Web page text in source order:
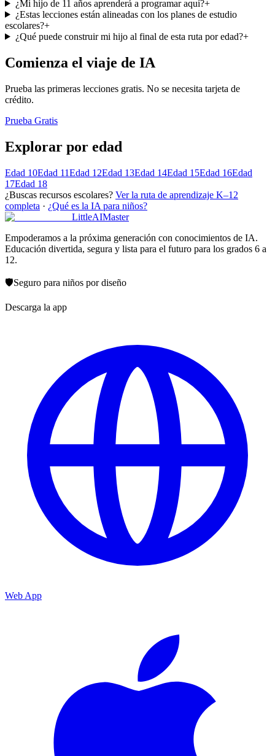
¿Mi hijo de 11 años aprenderá a programar aquí?+
¿Estas lecciones están alineadas con los planes de estudio
escolares?+
¿Qué puede construir mi hijo al final de esta ruta por edad?+
Comienza el viaje de IA
Prueba las primeras lecciones gratis. No se necesita tarjeta de
crédito.
Prueba Gratis
Explorar por edad
Edad 10Edad 11Edad 12Edad 13Edad 14Edad 15Edad 16Edad
17Edad 18
¿Buscas recursos escolares? Ver la ruta de aprendizaje K–12
completa · ¿Qué es la IA para niños?
LittleAIMaster
Empoderamos a la próxima generación con conocimientos de IA.
Educación divertida, segura y lista para el futuro para los grados 6 a
12.
🛡️Seguro para niños por diseño
Descarga la app
Web App